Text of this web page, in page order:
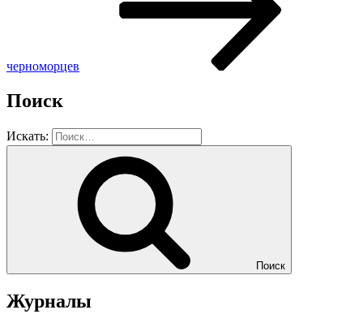
черноморцев
Поиск
Искать:
Поиск
Журналы